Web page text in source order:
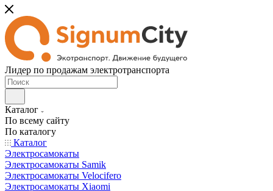
Лидер по продажам электротранспорта
Каталог
По всему сайту
По каталогу
Каталог
Электросамокаты
Электросамокаты Samik
Электросамокаты Velocifero
Электросамокаты Xiaomi